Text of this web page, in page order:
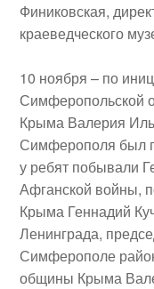
Финиковская,
краеведческого
10 ноября – по
Симферопольской
Крыма Валерия
Симферополя был
у ребят побывали
Афганской войны,
Крыма Геннадий
Ленинграда,
Симферополе
общины Крыма